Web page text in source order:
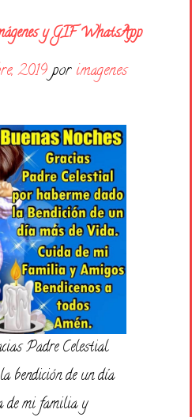
y GIF WhatsApp
2019 por imagenes
Padre Celestial
bendición de un día
de mi familia y